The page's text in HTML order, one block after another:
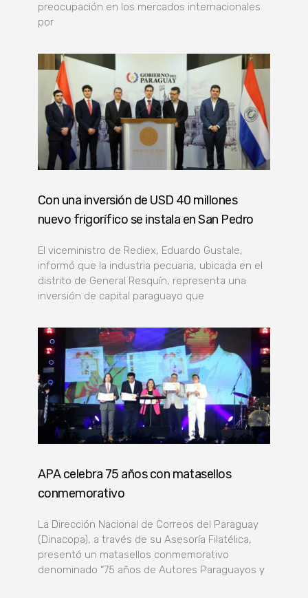
preocupación en los mercados internacionales
por
Con una inversión de USD 40 millones
nuevo frigorífico se instala en San Pedro
El viceministro de Rediex, Eduardo Gustale,
informó que la industria pecuaria, ubicada en el
distrito de General Resquín, representa una
inversión de capital paraguayo que
APA celebra 75 años con matasellos
conmemorativo
La Dirección Nacional de Correos del Paraguay
(Dinacopa), a través de su Asesoría Filatélica,
presentó un matasellos conmemorativo
denominado “75 años de Autores Paraguayos y